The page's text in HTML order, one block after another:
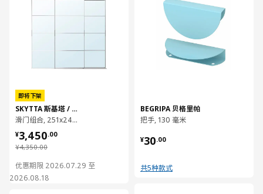
即将下架
SKYTTA 斯基塔 / AULI 奥利
滑门组合, 251x240 厘米
¥4,350.00
¥ 4350.00
¥3,450.00
¥ 3450.00
优惠期限 2026.07.29 至
2026.08.18
BEGRIPA 贝格里帕
把手, 130 毫米
¥30.00
¥ 30.00
共5种款式